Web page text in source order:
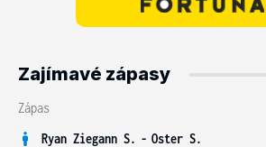
Zajímavé zápasy
Zápas
Ryan Ziegann S. - Oster S.